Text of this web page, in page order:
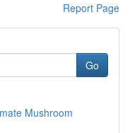
Report Page
Go
Mushroom